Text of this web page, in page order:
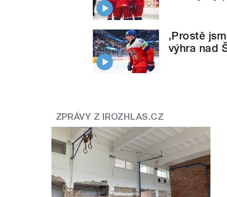
‚Prostě
výhra nad
ZPRÁVY Z IROZHLAS.CZ